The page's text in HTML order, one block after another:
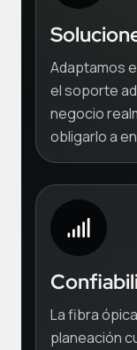
Adaptamos
el soporte
negocio
obligarlo a
La fibra
planeación